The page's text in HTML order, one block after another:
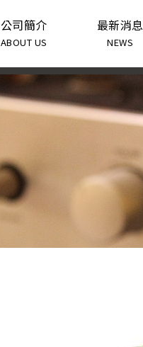
公司簡介
ABOUT US
最新消息
NEWS